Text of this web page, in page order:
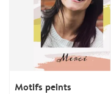
Motifs peints